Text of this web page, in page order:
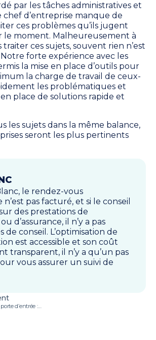
par les tâches administratives et
chef d’entreprise manque de
ces problèmes qu’ils jugent
le moment. Malheureusement à
ces sujets, souvent rien n’est
forte expérience avec les
la mise en place d’outils pour
la charge de travail de ceux-
les problématiques et
place de solutions rapide et
les sujets dans la même balance,
prises seront les plus pertinents
le rendez-vous
pas facturé, et si le conseil
des prestations de
d’assurance, il n’y a pas
de conseil. L’optimisation de
est accessible et son coût
transparent, il n’y a qu’un pas
vous assurer un suivi de
La franchise comme porte d’entrée : l’histoire de Germain Bourgoin